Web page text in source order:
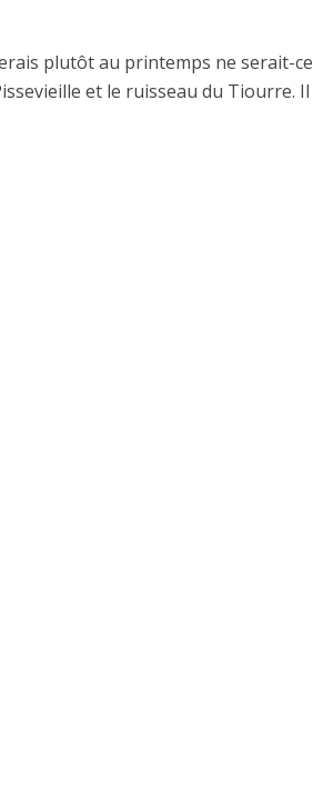
plutôt au printemps ne serait-ce
et le ruisseau du Tiourre. Il